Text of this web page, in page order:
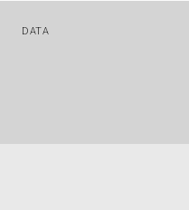
DATA